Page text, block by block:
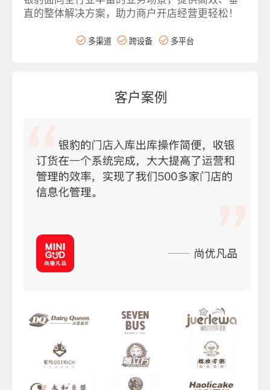
直的整体解决方案，助力商户开店经营更轻松！
多渠道 跨设备 多平台
客户案例